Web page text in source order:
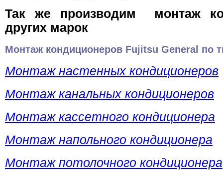
Так же производим монтаж
других марок
Монтаж кондиционеров Fujitsu General по
Монтаж настенных кондиционеров
Монтаж канальных кондиционеров
Монтаж кассетного кондиционера
Монтаж напольного кондиционера
Монтаж потолочного кондиционера